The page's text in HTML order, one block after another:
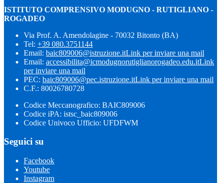
ISTITUTO COMPRENSIVO MODUGNO - RUTIGLIANO -
ROGADEO
Via Prof. A. Amendolagine - 70032 Bitonto (BA)
Tel: +39 080.3751144
Email: baic809006@istruzione.itLink per inviare una mail
Email: accessibilita@icmodugnorutiglianorogadeo.edu.itLink
per inviare una mail
PEC: baic809006@pec.istruzione.itLink per inviare una mail
C.F.: 80026780728
Codice Meccanografico: BAIC809006
Codice iPA: istsc_baic809006
Codice Univoco Ufficio: UFDFWM
Seguici su
Facebook
Youtube
Instagram